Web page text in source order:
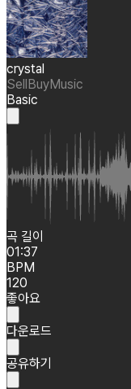
crystal
SellBuyMusic
Basic
곡 길이
01:37
BPM
120
좋아요
다운로드
공유하기